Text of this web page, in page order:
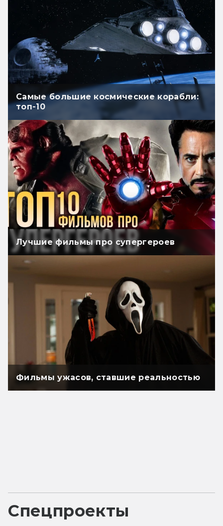
Самые большие космические корабли:
топ-10
Лучшие фильмы про супергероев
Фильмы ужасов, ставшие реальностью
Спецпроекты